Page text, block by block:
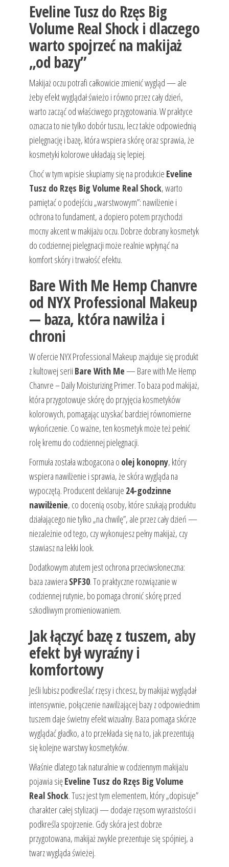
Eveline Tusz do Rzęs Big
Volume Real Shock i dlaczego
warto spojrzeć na makijaż
„od bazy”
Makijaż oczu potrafi całkowicie zmienić wygląd — ale
żeby efekt wyglądał świeżo i równo przez cały dzień,
warto zacząć od właściwego przygotowania. W praktyce
oznacza to nie tylko dobór tuszu, lecz także odpowiednią
pielęgnację i bazę, która wspiera skórę oraz sprawia, że
kosmetyki kolorowe układają się lepiej.
Choć w tym wpisie skupiamy się na produkcie Eveline
Tusz do Rzęs Big Volume Real Shock, warto
pamiętać o podejściu „warstwowym”: nawilżenie i
ochrona to fundament, a dopiero potem przychodzi
mocny akcent w makijażu oczu. Dobrze dobrany kosmetyk
do codziennej pielęgnacji może realnie wpłynąć na
komfort skóry i trwałość efektu.
Bare With Me Hemp Chanvre
od NYX Professional Makeup
— baza, która nawilża i
chroni
W ofercie NYX Professional Makeup znajduje się produkt
z kultowej serii Bare With Me— Bare with Me Hemp
Chanvre – Daily Moisturizing Primer. To baza pod makijaż,
która przygotowuje skórę do przyjęcia kosmetyków
kolorowych, pomagając uzyskać bardziej równomierne
wykończenie. Co ważne, ten kosmetyk może też pełnić
rolę kremu do codziennej pielęgnacji.
Formuła została wzbogacona o olej konopny, który
wspiera nawilżenie i sprawia, że skóra wygląda na
wypoczętą. Producent deklaruje 24-godzinne
nawilżenie, co docenią osoby, które szukają produktu
działającego nie tylko „na chwilę”, ale przez cały dzień —
niezależnie od tego, czy wykonujesz pełny makijaż, czy
stawiasz na lekki look.
Dodatkowym atutem jest ochrona przeciwsłoneczna:
baza zawiera SPF30. To praktyczne rozwiązanie w
codziennej rutynie, bo pomaga chronić skórę przed
szkodliwym promieniowaniem.
Jak łączyć bazę z tuszem, aby
efekt był wyraźny i
komfortowy
Jeśli lubisz podkreślać rzęsy i chcesz, by makijaż wyglądał
intensywnie, połączenie nawilżającej bazy z odpowiednim
tuszem daje świetny efekt wizualny. Baza pomaga skórze
wyglądać gładko, a to przekłada się na to, jak prezentują
się kolejne warstwy kosmetyków.
Właśnie dlatego tak naturalnie w codziennym makijażu
pojawia sięEveline Tusz do Rzęs Big Volume
Real Shock. Tusz jest tym elementem, który „dopisuje”
charakter całej stylizacji — dodaje rzęsom wyrazistości i
podkreśla spojrzenie. Gdy skóra jest dobrze
przygotowana, makijaż zwykle prezentuje się spójniej, a
twarz wygląda świeżej.